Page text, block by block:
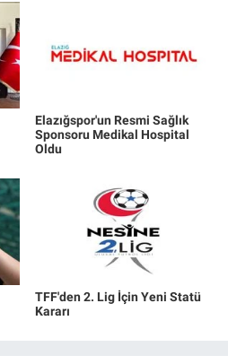
Elazığspor'un Resmi Sağlık
Sponsoru Medikal Hospital
Oldu
TFF'den 2. Lig İçin Yeni Statü
Kararı